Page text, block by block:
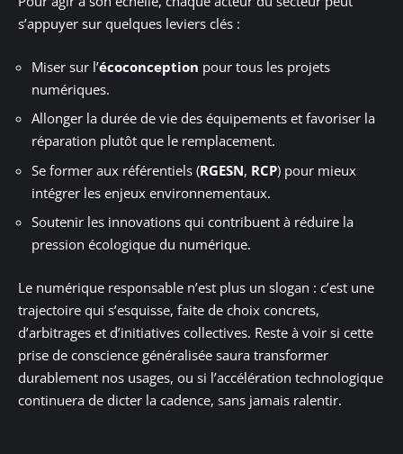
s’appuyer sur quelques leviers clés :
Miser sur l’écoconception pour tous les projets
numériques.
Allonger la durée de vie des équipements et favoriser la
réparation plutôt que le remplacement.
Se former aux référentiels (RGESN, RCP) pour mieux
intégrer les enjeux environnementaux.
Soutenir les innovations qui contribuent à réduire la
pression écologique du numérique.
Le numérique responsable n’est plus un slogan : c’est une
trajectoire qui s’esquisse, faite de choix concrets,
d’arbitrages et d’initiatives collectives. Reste à voir si cette
prise de conscience généralisée saura transformer
durablement nos usages, ou si l’accélération technologique
continuera de dicter la cadence, sans jamais ralentir.